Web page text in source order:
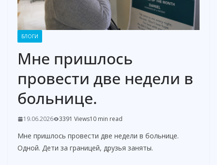
БЛОГИ
Мне пришлось
провести две недели в
больнице.
19.06.2026 3391 Views10 min read
Мне пришлось провести две недели в больнице.
Одной. Дети за границей, друзья заняты.